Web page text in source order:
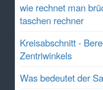
wie rechnet man
taschen rechner
Kreisabschnitt -
Zentriwinkels
Was bedeutet der